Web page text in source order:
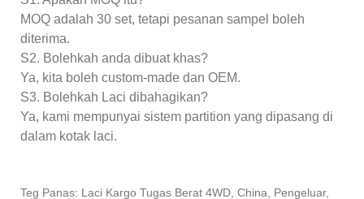
MOQ adalah 30 set, tetapi pesanan sampel boleh
diterima.
S2. Bolehkah anda dibuat khas?
Ya, kita boleh custom-made dan OEM.
S3. Bolehkah Laci dibahagikan?
Ya, kami mempunyai sistem partition yang dipasang di
dalam kotak laci.
Teg Panas: Laci Kargo Tugas Berat 4WD, China, Pengeluar,